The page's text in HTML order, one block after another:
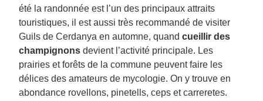
été la randonnée est l’un des principaux attraits
touristiques, il est aussi très recommandé de visiter
Guils de Cerdanya en automne, quand cueillir des
champignons devient l’activité principale. Les
prairies et forêts de la commune peuvent faire les
délices des amateurs de mycologie. On y trouve en
abondance rovellons, pinetells, ceps et carreretes.